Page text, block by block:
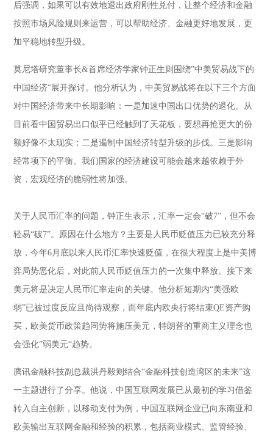
后强调，如果可以有效地退出政府刚性兑付，让整个经济和金融
按照市场风险规则来运营，可以帮助经济、金融更好地发展，更
加平稳地转型升级。
莫尼塔研究董事长&首席经济学家钟正生则围绕”中美贸易战下的
中国经济“展开探讨。他分析认为，中美贸易战将在以下三个方面
对中国经济带来中长期影响：一是加速中国出口优势的退化。从
目前看中国贸易出口似乎已经触到了天花板，要想再抢更大的份
额好像不太现实；二是遏制中国经济转型升级的步伐。三是影响
经常项下的平衡。我们国家的经济建设可能会越来越依赖于外
资，宏观经济的脆弱性将加强。
关于人民币汇率的问题，钟正生表示，汇率一定会“破7”，但不会
轻易“破7”。原因在什么地方？主要是人民币贬值压力已较充分释
放，今年6月底以来人民币汇率快速贬值，在很大程度上是中美博
弈局势恶化后，对此前人民币贬值压力的一次集中释放。接下来
美元将是决定人民币汇率走向的关键。他分析短期内“美强欧
弱”已被过度反应且尚待观察，而年底内欧央行将结束QE资产购
买，欧美货币政策趋同势将施压美元，特朗普的重商主义理念也
会强化”弱美元“趋势。
腾讯金融科技副总裁洪丹毅则结合“金融科技创造湾区的未来”这
一主题进行了分享。他说，中国互联网发展已从最初的学习借鉴
转入自主创新，以移动支付为例，中国互联网企业已向东南亚和
欧美输出互联网金融和经验的积累，包括商业模式、监管经验、